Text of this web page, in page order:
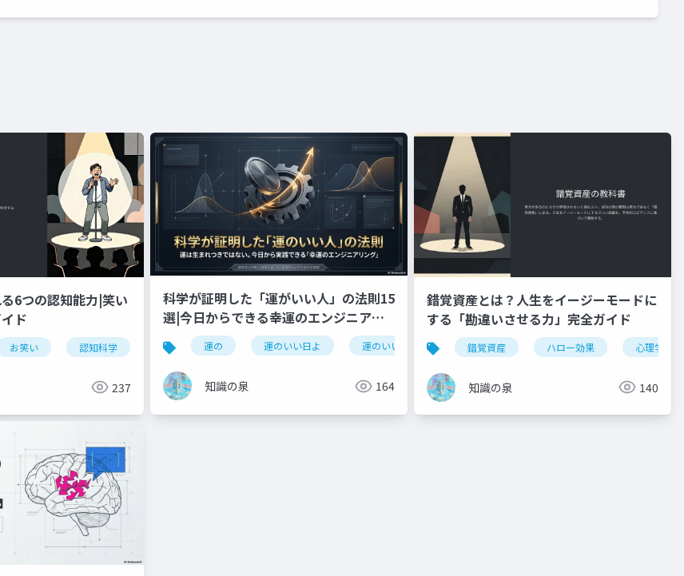
ニケーション 書籍要約
6つの認知能力|笑い
ド
お笑い 認知科学 ユーモア 創造性 コミュニケーション 心理学 心理学
237
科学が証明した「運がいい人」の法則15
選|今日からできる幸運のエンジニアリ
ング
運の 運のいい日よ 運のいい人 幸運の法則 の法則 行動心理学
知識の泉 164
錯覚資産とは？人生をイージーモードに
する「勘違いさせる力」完全ガイド
錯覚資産 ハロー効果 心理学
知識の泉 140